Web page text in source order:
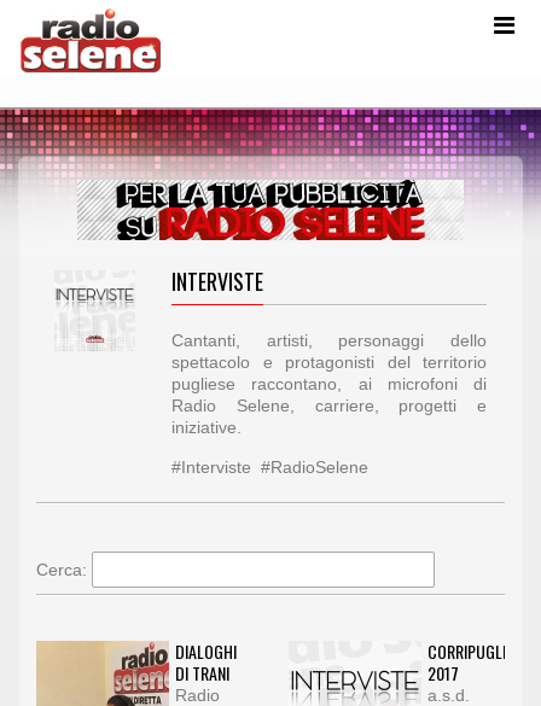
INTERVISTE
Cantanti, artisti, personaggi dello
spettacolo e protagonisti del territorio
pugliese raccontano, ai microfoni di
Radio Selene, carriere, progetti e
iniziative.
#Interviste #RadioSelene
Cerca:
DIALOGHI
DI TRANI
Radio
CORRIPUGLIA
2017
a.s.d.